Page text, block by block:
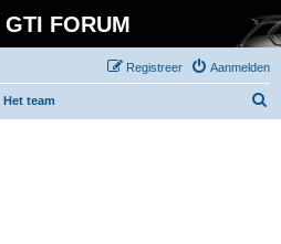
FORUM
Aanmelden
Registreer
Het team